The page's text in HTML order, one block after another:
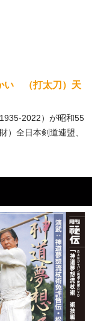
い （打太刀）天
2022）が昭和55
）全日本剣道連盟、